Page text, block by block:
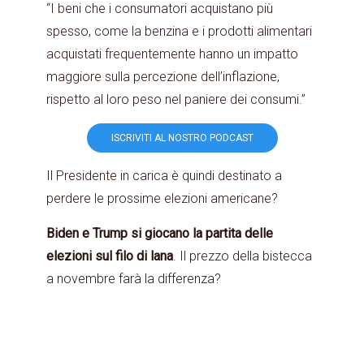
“I beni che i consumatori acquistano più
spesso, come la benzina e i prodotti alimentari
acquistati frequentemente hanno un impatto
maggiore sulla percezione dell’inflazione,
rispetto al loro peso nel paniere dei consumi.”
ISCRIVITI AL NOSTRO PODCAST
Il Presidente in carica è quindi destinato a
perdere le prossime elezioni americane?
Biden e Trump si giocano la partita delle
elezioni sul filo di lana. Il prezzo della bistecca
a novembre farà la differenza?